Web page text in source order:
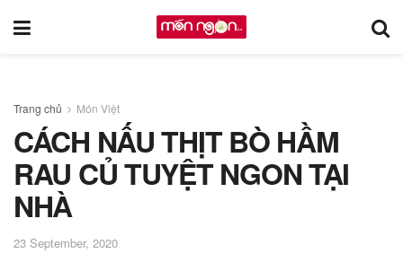
Trang chủ Món Việt
CÁCH NẤU THỊT BÒ HẦM
RAU CỦ TUYỆT NGON TẠI
NHÀ
23 September, 2020